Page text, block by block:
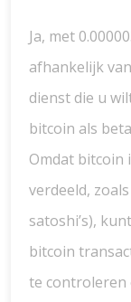
Ja, met
afhankelijk
dienst die u
bitcoin als
Omdat bitcoin
verdeeld,
satoshi’s),
bitcoin
te controleren